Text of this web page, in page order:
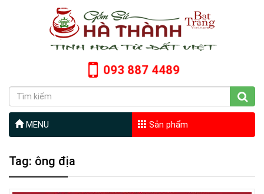
093 887 4489
MENU Sản phẩm
Tag: ông địa